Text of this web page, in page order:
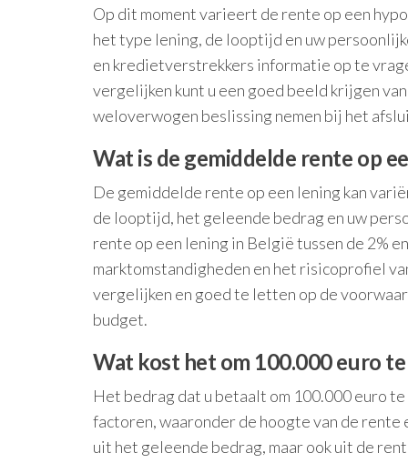
Op dit moment varieert de rente op een
het type lening, de looptijd en uw
en kredietverstrekkers informatie op te
vergelijken kunt u een goed beeld krijgen
weloverwogen beslissing nemen bij het
Wat is de gemiddelde rente op
De gemiddelde rente op een lening kan
de looptijd, het geleende bedrag en uw
rente op een lening in België tussen de 2%
marktomstandigheden en het risicoprofiel
vergelijken en goed te letten op de
budget.
Wat kost het om 100.000 euro
Het bedrag dat u betaalt om 100.000 euro
factoren, waaronder de hoogte van de
uit het geleende bedrag, maar ook uit de